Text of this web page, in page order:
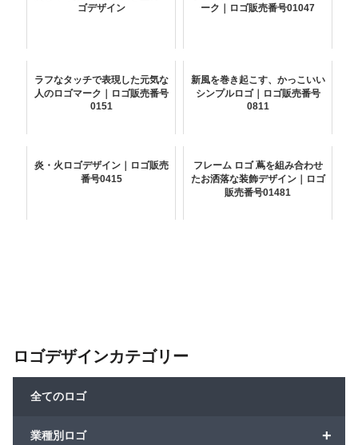
ゴデザイン
ーク｜ロゴ販売番号01047
ラフなタッチで表現した元気な
人のロゴマーク｜ロゴ販売番号
0151
新風を巻き起こす、かっこいい
シンプルロゴ｜ロゴ販売番号
0811
炎・火ロゴデザイン｜ロゴ販売
番号0415
フレーム ロゴ 蔦を組み合わせ
たお洒落な装飾デザイン｜ロゴ
販売番号01481
ロゴデザインカテゴリー
全てのロゴ
+
業種別ロゴ